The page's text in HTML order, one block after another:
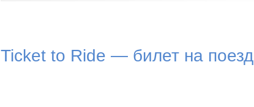
Ticket to Ride — билет на поезд